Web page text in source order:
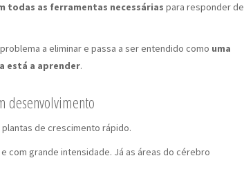
todas as ferramentas necessárias para responder de
a eliminar e passa a ser entendido como uma
está a aprender.
desenvolvimento
de crescimento rápido.
com grande intensidade. Já as áreas do cérebro